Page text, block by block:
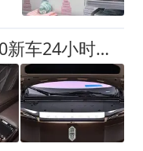
余承东：尊界V800、V680新车24小时大定突破3500台